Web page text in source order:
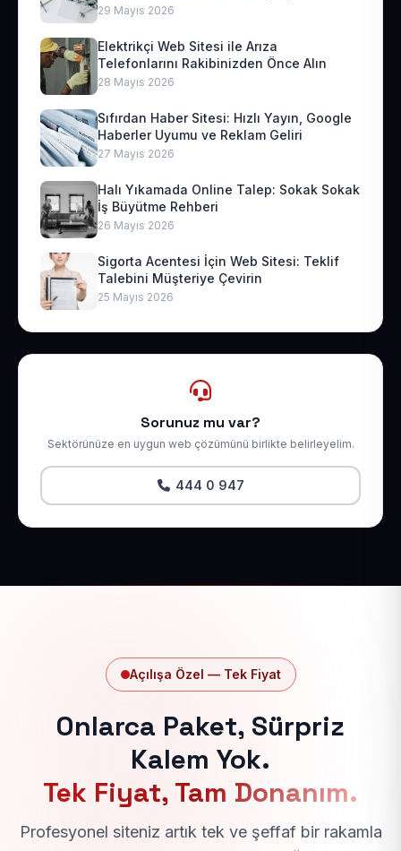
29 Mayıs 2026
Elektrikçi Web Sitesi ile Arıza
Telefonlarını Rakibinizden Önce Alın
28 Mayıs 2026
Sıfırdan Haber Sitesi: Hızlı Yayın, Google
Haberler Uyumu ve Reklam Geliri
27 Mayıs 2026
Halı Yıkamada Online Talep: Sokak Sokak
İş Büyütme Rehberi
26 Mayıs 2026
Sigorta Acentesi İçin Web Sitesi: Teklif
Talebini Müşteriye Çevirin
25 Mayıs 2026
Sorunuz mu var?
Sektörünüze en uygun web çözümünü birlikte belirleyelim.
444 0 947
Açılışa Özel — Tek Fiyat
Onlarca Paket, Sürpriz
Kalem Yok.
Tek Fiyat, Tam Donanım.
Profesyonel siteniz artık tek ve şeffaf bir rakamla